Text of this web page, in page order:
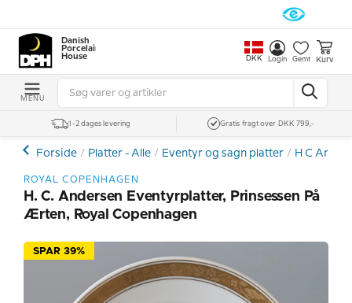
Danish
Porcelain
House
DKK Login Gemt Kurv
MENU
1-2 dages levering Gratis fragt over DKK 799,-
Forside Platter - Alle Eventyr og sagn platter H C
ROYAL COPENHAGEN
H. C. Andersen Eventyrplatter, Prinsessen På
Ærten, Royal Copenhagen
SPAR 39%